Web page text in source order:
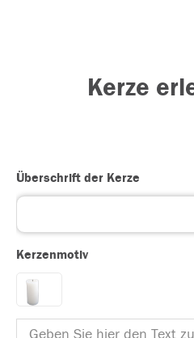
Kerze
Überschrift der Kerze
Kerzenmotiv